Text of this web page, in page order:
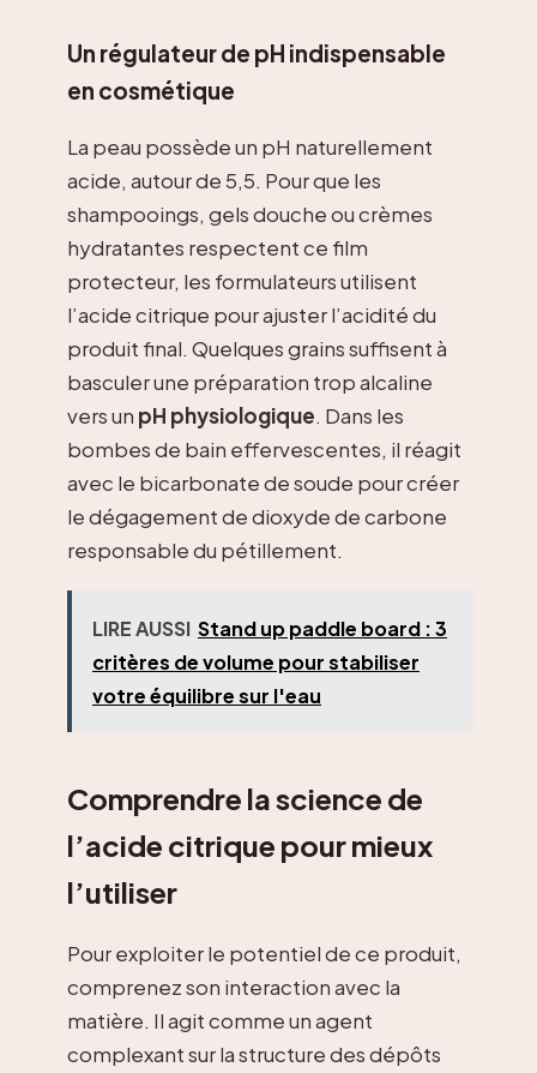
Un régulateur de pH indispensable
en cosmétique
La peau possède un pH naturellement
acide, autour de 5,5. Pour que les
shampooings, gels douche ou crèmes
hydratantes respectent ce film
protecteur, les formulateurs utilisent
l’acide citrique pour ajuster l’acidité du
produit final. Quelques grains suffisent à
basculer une préparation trop alcaline
vers un pH physiologique. Dans les
bombes de bain effervescentes, il réagit
avec le bicarbonate de soude pour créer
le dégagement de dioxyde de carbone
responsable du pétillement.
LIRE AUSSI Stand up paddle board : 3
critères de volume pour stabiliser
votre équilibre sur l'eau
Comprendre la science de
l’acide citrique pour mieux
l’utiliser
Pour exploiter le potentiel de ce produit,
comprenez son interaction avec la
matière. Il agit comme un agent
complexant sur la structure des dépôts